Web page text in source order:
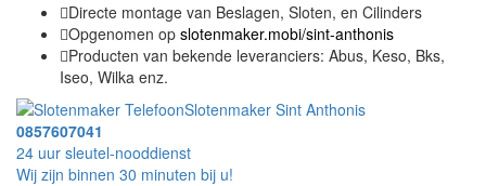
Directe montage van Beslagen, Sloten, en Cilinders
Opgenomen op slotenmaker.mobi/sint-anthonis
Producten van bekende leveranciers: Abus, Keso, Bks,
Iseo, Wilka enz.
Slotenmaker Sint Anthonis
0857607041
24 uur sleutel-nooddienst
Wij zijn binnen 30 minuten bij u!